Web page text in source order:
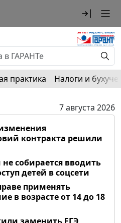
практика Налоги и
7 августа 2026
контракта решили
собирается вводить
детей в соцсети
применять
в возрасте от 14 до 18